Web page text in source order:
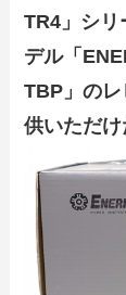
TR4」シリ
デル「
TBP」の
供いただけ